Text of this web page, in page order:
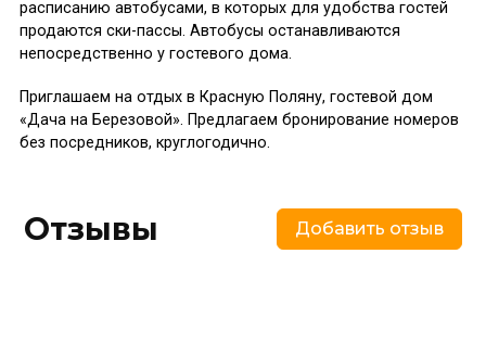
расписанию автобусами, в которых для удобства гостей
продаются ски-пассы. Автобусы останавливаются
непосредственно у гостевого дома.
Приглашаем на отдых в Красную Поляну, гостевой дом
«Дача на Березовой». Предлагаем бронирование номеров
без посредников, круглогодично.
Отзывы Добавить отзыв